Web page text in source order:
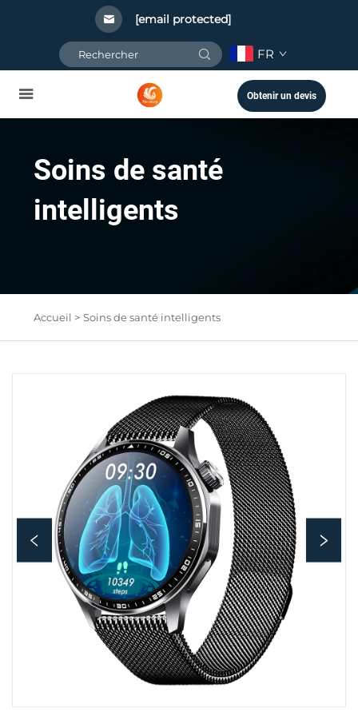
[email protected]
FR
Obtenir un devis
Soins de santé
intelligents
Accueil > Soins de santé intelligents